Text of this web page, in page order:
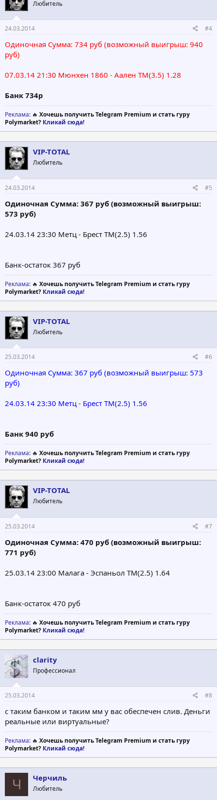
Любитель
24.03.2014 #4
Одиночная Сумма: 734 руб (возможный выигрыш: 940
руб)
07.03.14 21:30 Мюнхен 1860 - Аален ТМ(3.5) 1.28
Банк 734р
Реклама: 🔥 Хочешь получить Telegram Premium и стать гуру
Polymarket? Кликай сюда!
VIP-TOTAL
Любитель
24.03.2014 #5
Одиночная Сумма: 367 руб (возможный выигрыш:
573 руб)
24.03.14 23:30 Метц - Брест ТМ(2.5) 1.56
Банк-остаток 367 руб
Реклама: 🔥 Хочешь получить Telegram Premium и стать гуру
Polymarket? Кликай сюда!
VIP-TOTAL
Любитель
25.03.2014 #6
Одиночная Сумма: 367 руб (возможный выигрыш: 573
руб)
24.03.14 23:30 Метц - Брест ТМ(2.5) 1.56
Банк 940 руб
Реклама: 🔥 Хочешь получить Telegram Premium и стать гуру
Polymarket? Кликай сюда!
VIP-TOTAL
Любитель
25.03.2014 #7
Одиночная Сумма: 470 руб (возможный выигрыш:
771 руб)
25.03.14 23:00 Малага - Эспаньол ТМ(2.5) 1.64
Банк-остаток 470 руб
Реклама: 🔥 Хочешь получить Telegram Premium и стать гуру
Polymarket? Кликай сюда!
clarity
Профессионал
25.03.2014 #8
c таким банком и таким мм у вас обеспечен слив. Деньги
реальные или виртуальные?
Реклама: 🔥 Хочешь получить Telegram Premium и стать гуру
Polymarket? Кликай сюда!
Ч Черчиль
Любитель